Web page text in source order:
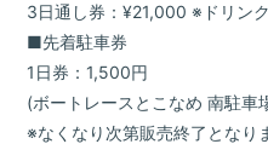
3日通し券：¥21,000 ※ドリン
■先着駐車券
1日券：1,500円
(ボートレースとこなめ 南駐車
※なくなり次第販売終了となり